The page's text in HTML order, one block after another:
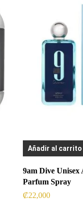
Añadir al carrito
9am Dive Unisex
Parfum Spray
₡22,000